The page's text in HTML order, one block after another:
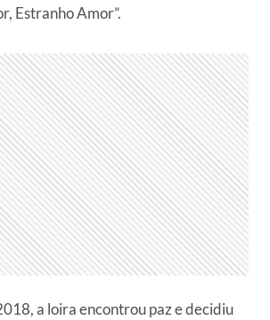
Estranho Amor”.
a loira encontrou paz e decidiu